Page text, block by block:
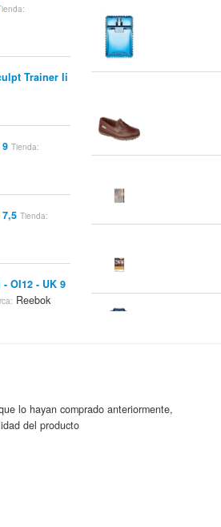
Trainer Ii
Tienda:
Tienda:
OI12 - UK 9
Reebok
Hombres
lo hayan comprado anteriormente,
del producto